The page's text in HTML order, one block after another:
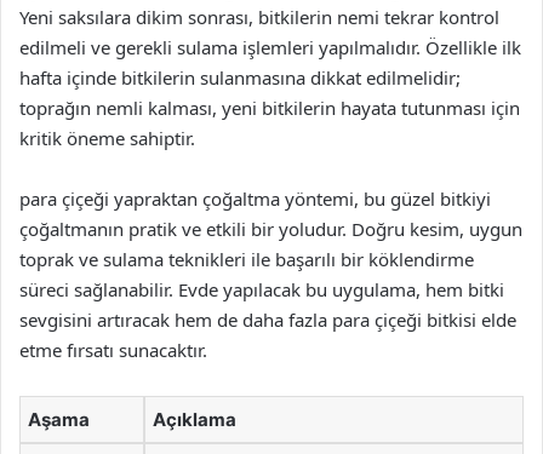
Yeni saksılara dikim sonrası, bitkilerin nemi tekrar kontrol
edilmeli ve gerekli sulama işlemleri yapılmalıdır. Özellikle ilk
hafta içinde bitkilerin sulanmasına dikkat edilmelidir;
toprağın nemli kalması, yeni bitkilerin hayata tutunması için
kritik öneme sahiptir.
para çiçeği yapraktan çoğaltma yöntemi, bu güzel bitkiyi
çoğaltmanın pratik ve etkili bir yoludur. Doğru kesim, uygun
toprak ve sulama teknikleri ile başarılı bir köklendirme
süreci sağlanabilir. Evde yapılacak bu uygulama, hem bitki
sevgisini artıracak hem de daha fazla para çiçeği bitkisi elde
etme fırsatı sunacaktır.
Aşama Açıklama